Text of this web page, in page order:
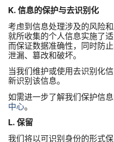
K. 信息​的​保护​与​去识别化
考虑​到​信息​处理​涉及​的​风险​
就​所​收集​的​个人​信息​实施​了​
而​保证数​据​准确性，​同时​防
泄漏、​篡改​和​破坏。
当​我们​维护​或​使用​去识别化​
新识别该​信息。
如​需进一步​了解​我们​保护​信
中心。
L. 保留
我们​将​以​可识​别身份​的​形式​